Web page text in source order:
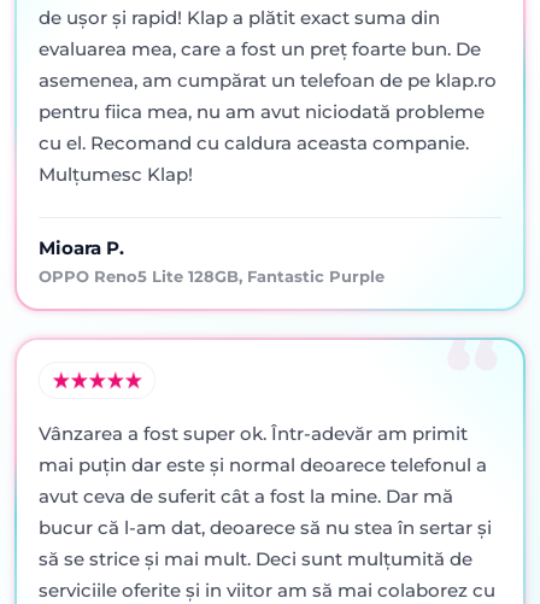
de ușor și rapid! Klap a plătit exact suma din
evaluarea mea, care a fost un preț foarte bun. De
asemenea, am cumpărat un telefoan de pe klap.ro
pentru fiica mea, nu am avut niciodată probleme
cu el. Recomand cu caldura aceasta companie.
Mulțumesc Klap!
Mioara P.
OPPO Reno5 Lite 128GB, Fantastic Purple
Vânzarea a fost super ok. Într-adevăr am primit
mai puţin dar este şi normal deoarece telefonul a
avut ceva de suferit cât a fost la mine. Dar mă
bucur că l-am dat, deoarece să nu stea în sertar şi
să se strice şi mai mult. Deci sunt mulţumită de
serviciile oferite şi in viitor am să mai colaborez cu